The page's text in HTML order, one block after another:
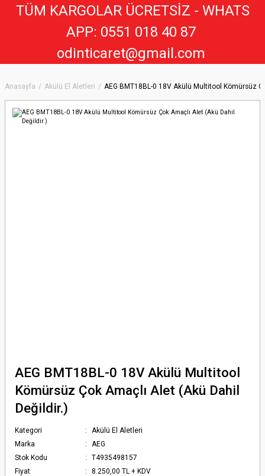
Anasayfa Akülü El Aletleri AEG BMT18BL-0 18V Akülü Multitool Kömürsüz
AEG BMT18BL-0 18V Akülü Multitool
Kömürsüz Çok Amaçlı Alet (Akü Dahil
Değildir.)
Kategori
Akülü El Aletleri
Marka
AEG
Stok Kodu
T4935498157
Fiyat
8.250,00 TL + KDV
TÜM KARGOLAR ÜCRETSİZ - WHATS
APP: 0551 018 40 87
odinticaret@gmail.com